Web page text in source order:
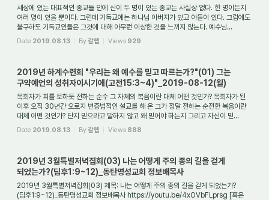
세상에 있는 대표적인 종교들 안에 신이 두 명이 있는 종교는 사실상 없다. 한 명이든지
여러 명이 있을 뿐이다. 그런데 기독교에는 하나님 아버지가 있고 아들이 있다. 그럼에도
불구하도 기독교인들은 그것에 대해 아무런 이상한 것을 느끼지 않는다. 예수님...
Date 2019.08.13 By갈렙 Views 929
2019년 하계수련회 "우리는 왜 예수를 믿고 따르는가?"(01) 그는
구약예언의 성취자이시기에(고전15:3~4)"_2019-08-12(월)
목회자가 피를 토하듯 전하는 순수 그 자체의 복음이란 대체 어떤 것인가? 목회자가 된
이후 오직 30년간 오로지 변증법적인 설교를 해 온 그가 정말 전하는 순전한 복음이란
대체 어떤 것인가? 단지 믿으라고 말하지 않고 왜 믿어야 하는지 그리고 자신이 믿...
Date 2019.08.13 By갈렙 Views 888
2019년 3월특별저녁집회(03) 나는 어떻게 주의 종의 길을 걷게
되었는가?(딤후1:9~12)_동탄명성교회 정보배목사
2019년 3월특별저녁집회(03) 제목: 나는 어떻게 주의 종의 길을 걷게 되었는가?
(딤후1:9~12)_동탄명성교회 정보배목사 https://youtu.be/4xOVbFLprsg [혹은